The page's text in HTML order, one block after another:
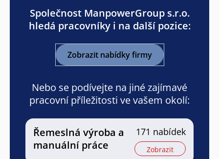
Společnost ManpowerGroup s.r.o.
hledá pracovníky i na další pozice:
Zobrazit nabídky firmy
Nebo se podívejte na jiné zajímavé
pracovní příležitosti ve vašem okolí:
Řemeslná výroba a
manuální práce
171 nabídek
Zobrazit